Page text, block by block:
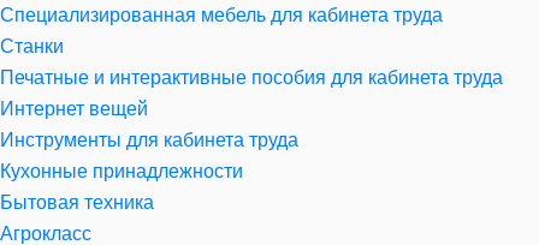
Специализированная мебель для кабинета труда
Станки
Печатные и интерактивные пособия для кабинета труда
Интернет вещей
Инструменты для кабинета труда
Кухонные принадлежности
Бытовая техника
Агрокласс